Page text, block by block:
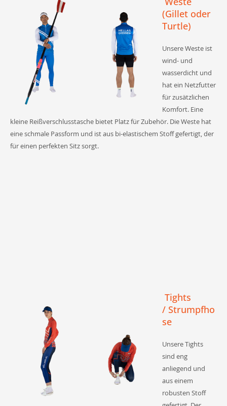
(Gillet oder
Turtle)
Unsere Weste ist
wind- und
wasserdicht und
hat ein Netzfutter
für zusätzlichen
Komfort. Eine
kleine Reißverschlusstasche bietet Platz für Zubehör. Die Weste hat
eine schmale Passform und ist aus bi-elastischem Stoff gefertigt, der
für einen perfekten Sitz sorgt.
Tights
/ Strumpfho
se
Unsere Tights
sind eng
anliegend und
aus einem
robusten Stoff